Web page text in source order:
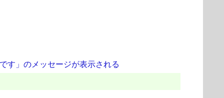
す」のメッセージが表示される